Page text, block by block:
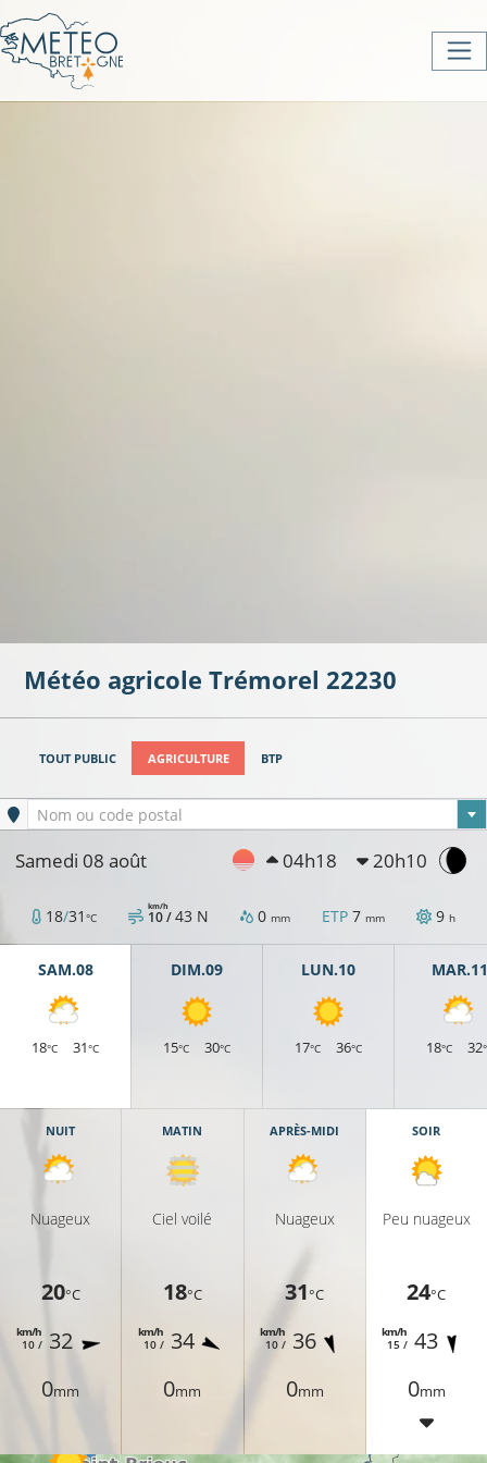
Météo agricole Trémorel 22230
TOUT PUBLIC AGRICULTURE BTP
Ville sélectionnée
Nom ou code postal
Samedi 08 août 04h18 20h10
18/31 °C 10 /
km/h 43 N 0 mm ETP7 mm 9 h
SAM.08
18°C 31°C
DIM.09
15°C 30°C
LUN.10
17°C 36°C
MAR.11
18°C 32
NUIT
Nuageux
20°C
10 /
km/h 32
0mm
MATIN
Ciel voilé
18°C
10 /
km/h 34
0mm
APRÈS-MIDI
Nuageux
31°C
10 /
km/h 36
0mm
SOIR
Peu nuageux
24°C
15 /
km/h 43
0mm